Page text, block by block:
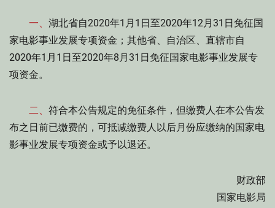
一、 湖北省自2020年1月1日至2020年12月31日免征国
家电影事业发展专项资金；其他省、自治区、直辖市自
2020年1月1日至2020年8月31日免征国家电影事业发展专
项资金。
二、 符合本公告规定的免征条件，但缴费人在本公告发
布之日前已缴费的，可抵减缴费人以后月份应缴纳的国家电
影事业发展专项资金或予以退还。
财政部
国家电影局